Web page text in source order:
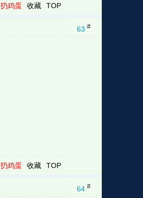
扔鸡蛋 收藏 TOP
63 #
扔鸡蛋 收藏 TOP
64 #